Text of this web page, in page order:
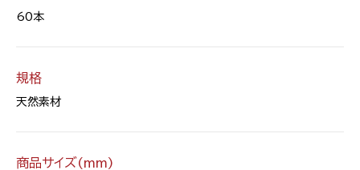
60本
規格
天然素材
商品サイズ(mm)